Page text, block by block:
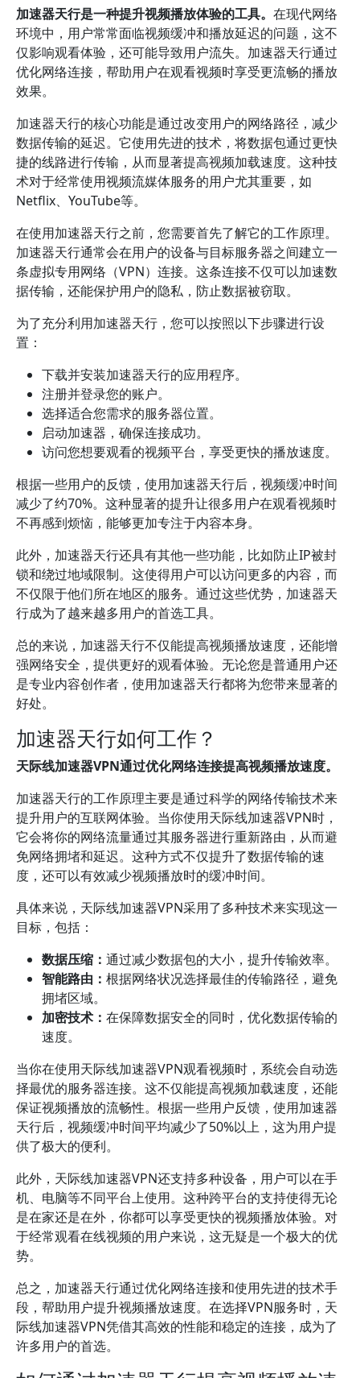
加速器天行是一种提升视频播放体验的工具。 在现代网络
环境中，用户常常面临视频缓冲和播放延迟的问题，这不
仅影响观看体验，还可能导致用户流失。加速器天行通过
优化网络连接，帮助用户在观看视频时享受更流畅的播放
效果。
加速器天行的核心功能是通过改变用户的网络路径，减少
数据传输的延迟。它使用先进的技术，将数据包通过更快
捷的线路进行传输，从而显著提高视频加载速度。这种技
术对于经常使用视频流媒体服务的用户尤其重要，如
Netflix、YouTube等。
在使用加速器天行之前，您需要首先了解它的工作原理。
加速器天行通常会在用户的设备与目标服务器之间建立一
条虚拟专用网络（VPN）连接。这条连接不仅可以加速数
据传输，还能保护用户的隐私，防止数据被窃取。
为了充分利用加速器天行，您可以按照以下步骤进行设
置：
下载并安装加速器天行的应用程序。
注册并登录您的账户。
选择适合您需求的服务器位置。
启动加速器，确保连接成功。
访问您想要观看的视频平台，享受更快的播放速度。
根据一些用户的反馈，使用加速器天行后，视频缓冲时间
减少了约70%。这种显著的提升让很多用户在观看视频时
不再感到烦恼，能够更加专注于内容本身。
此外，加速器天行还具有其他一些功能，比如防止IP被封
锁和绕过地域限制。这使得用户可以访问更多的内容，而
不仅限于他们所在地区的服务。通过这些优势，加速器天
行成为了越来越多用户的首选工具。
总的来说，加速器天行不仅能提高视频播放速度，还能增
强网络安全，提供更好的观看体验。无论您是普通用户还
是专业内容创作者，使用加速器天行都将为您带来显著的
好处。
加速器天行如何工作？
天际线加速器VPN通过优化网络连接提高视频播放速度。
加速器天行的工作原理主要是通过科学的网络传输技术来
提升用户的互联网体验。当你使用天际线加速器VPN时，
它会将你的网络流量通过其服务器进行重新路由，从而避
免网络拥堵和延迟。这种方式不仅提升了数据传输的速
度，还可以有效减少视频播放时的缓冲时间。
具体来说，天际线加速器VPN采用了多种技术来实现这一
目标，包括：
数据压缩： 通过减少数据包的大小，提升传输效率。
智能路由： 根据网络状况选择最佳的传输路径，避免
拥堵区域。
加密技术： 在保障数据安全的同时，优化数据传输的
速度。
当你在使用天际线加速器VPN观看视频时，系统会自动选
择最优的服务器连接。这不仅能提高视频加载速度，还能
保证视频播放的流畅性。根据一些用户反馈，使用加速器
天行后，视频缓冲时间平均减少了50%以上，这为用户提
供了极大的便利。
此外，天际线加速器VPN还支持多种设备，用户可以在手
机、电脑等不同平台上使用。这种跨平台的支持使得无论
是在家还是在外，你都可以享受更快的视频播放体验。对
于经常观看在线视频的用户来说，这无疑是一个极大的优
势。
总之，加速器天行通过优化网络连接和使用先进的技术手
段，帮助用户提升视频播放速度。在选择VPN服务时，天
际线加速器VPN凭借其高效的性能和稳定的连接，成为了
许多用户的首选。